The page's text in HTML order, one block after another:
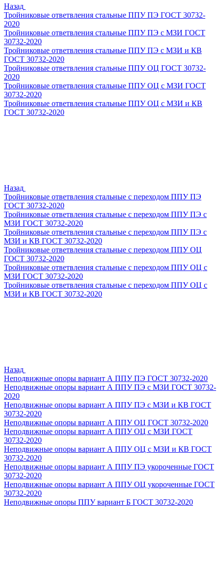
Назад
Тройниковые ответвления стальные ППУ ПЭ ГОСТ 30732-
2020
Тройниковые ответвления стальные ППУ ПЭ с МЗИ ГОСТ
30732-2020
Тройниковые ответвления стальные ППУ ПЭ с МЗИ и КВ
ГОСТ 30732-2020
Тройниковые ответвления стальные ППУ ОЦ ГОСТ 30732-
2020
Тройниковые ответвления стальные ППУ ОЦ с МЗИ ГОСТ
30732-2020
Тройниковые ответвления стальные ППУ ОЦ с МЗИ и КВ
ГОСТ 30732-2020
Назад
Тройниковые ответвления стальные с переходом ППУ ПЭ
ГОСТ 30732-2020
Тройниковые ответвления стальные с переходом ППУ ПЭ с
МЗИ ГОСТ 30732-2020
Тройниковые ответвления стальные с переходом ППУ ПЭ с
МЗИ и КВ ГОСТ 30732-2020
Тройниковые ответвления стальные с переходом ППУ ОЦ
ГОСТ 30732-2020
Тройниковые ответвления стальные с переходом ППУ ОЦ с
МЗИ ГОСТ 30732-2020
Тройниковые ответвления стальные с переходом ППУ ОЦ с
МЗИ и КВ ГОСТ 30732-2020
Назад
Неподвижные опоры вариант А ППУ ПЭ ГОСТ 30732-2020
Неподвижные опоры вариант А ППУ ПЭ с МЗИ ГОСТ 30732-
2020
Неподвижные опоры вариант А ППУ ПЭ с МЗИ и КВ ГОСТ
30732-2020
Неподвижные опоры вариант А ППУ ОЦ ГОСТ 30732-2020
Неподвижные опоры вариант А ППУ ОЦ с МЗИ ГОСТ
30732-2020
Неподвижные опоры вариант А ППУ ОЦ с МЗИ и КВ ГОСТ
30732-2020
Неподвижные опоры вариант А ППУ ПЭ укороченные ГОСТ
30732-2020
Неподвижные опоры вариант А ППУ ОЦ укороченные ГОСТ
30732-2020
Неподвижные опоры ППУ вариант Б ГОСТ 30732-2020